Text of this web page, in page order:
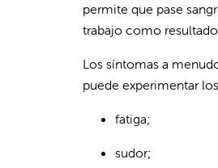
permite que pase
trabajo como
Los síntomas a
puede experimentar
fatiga;
sudor;